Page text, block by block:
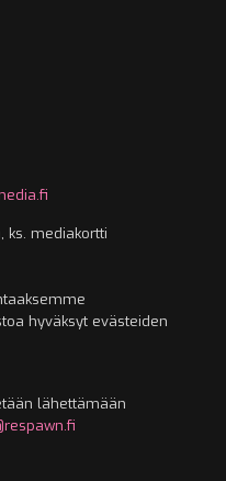
ks. mediakortti
hyväksyt evästeiden
lähettämään